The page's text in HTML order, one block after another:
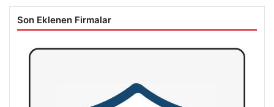
Son Eklenen Firmalar